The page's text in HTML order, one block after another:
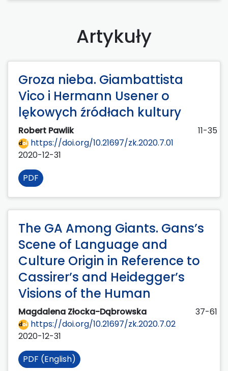
Artykuły
Groza nieba. Giambattista
Vico i Hermann Usener o
lękowych źródłach kultury
Robert Pawlik
11-35
https://doi.org/10.21697/zk.2020.7.01
2020-12-31
PDF
The GA Among Giants. Gans’s
Scene of Language and
Culture Origin in Reference to
Cassirer’s and Heidegger’s
Visions of the Human
Magdalena Złocka-Dąbrowska
37-61
https://doi.org/10.21697/zk.2020.7.02
2020-12-31
PDF (English)